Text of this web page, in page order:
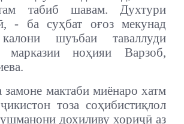
табиб шавам. Духтури
- ба суҳбат оғоз мекунад
шуъбаи таваллуди
марказии ноҳияи Варзоб,
мактаби миёнаро хатм
тоза соҳибистиқлол
дохиливу хориҷӣ аз